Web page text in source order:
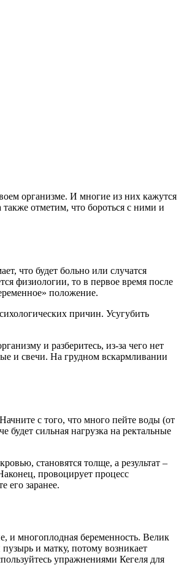
организме. И многие из них кажутся
отметим, что бороться с ними и
что будет больно или случатся
физиологии, то в первое время после
положение.
причин. Усугубить
и разберитесь, из-за чего нет
и свечи. На грудном вскармливании
с того, что много пейте воды (от
будет сильная нагрузка на ректальные
становятся толще, а результат –
провоцирует процесс
его заранее.
и многоплодная беременность. Велик
и матку, потому возникает
упражнениями Кегеля для